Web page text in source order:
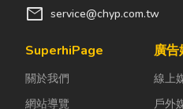
mail service@chyp.com.tw
SuperhiPage
關於我們
網站導覽
廣告
線上
戶外